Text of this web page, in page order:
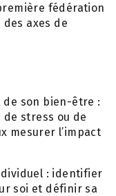
fédération
axes de
de son bien-être :
stress ou de
mesurer l’impact
: identifier
soi et définir sa